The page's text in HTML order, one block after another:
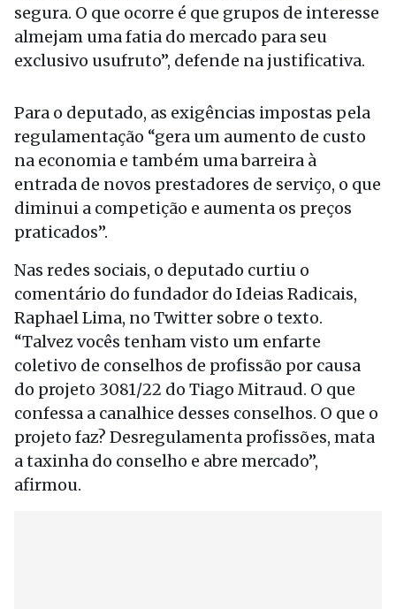
segura. O que ocorre é que grupos de interesse
almejam uma fatia do mercado para seu
exclusivo usufruto”, defende na justificativa.
Para o deputado, as exigências impostas pela
regulamentação “gera um aumento de custo
na economia e também uma barreira à
entrada de novos prestadores de serviço, o que
diminui a competição e aumenta os preços
praticados”.
Nas redes sociais, o deputado curtiu o
comentário do fundador do Ideias Radicais,
Raphael Lima, no Twitter sobre o texto.
“Talvez vocês tenham visto um enfarte
coletivo de conselhos de profissão por causa
do projeto 3081/22 do Tiago Mitraud. O que
confessa a canalhice desses conselhos. O que o
projeto faz? Desregulamenta profissões, mata
a taxinha do conselho e abre mercado”,
afirmou.